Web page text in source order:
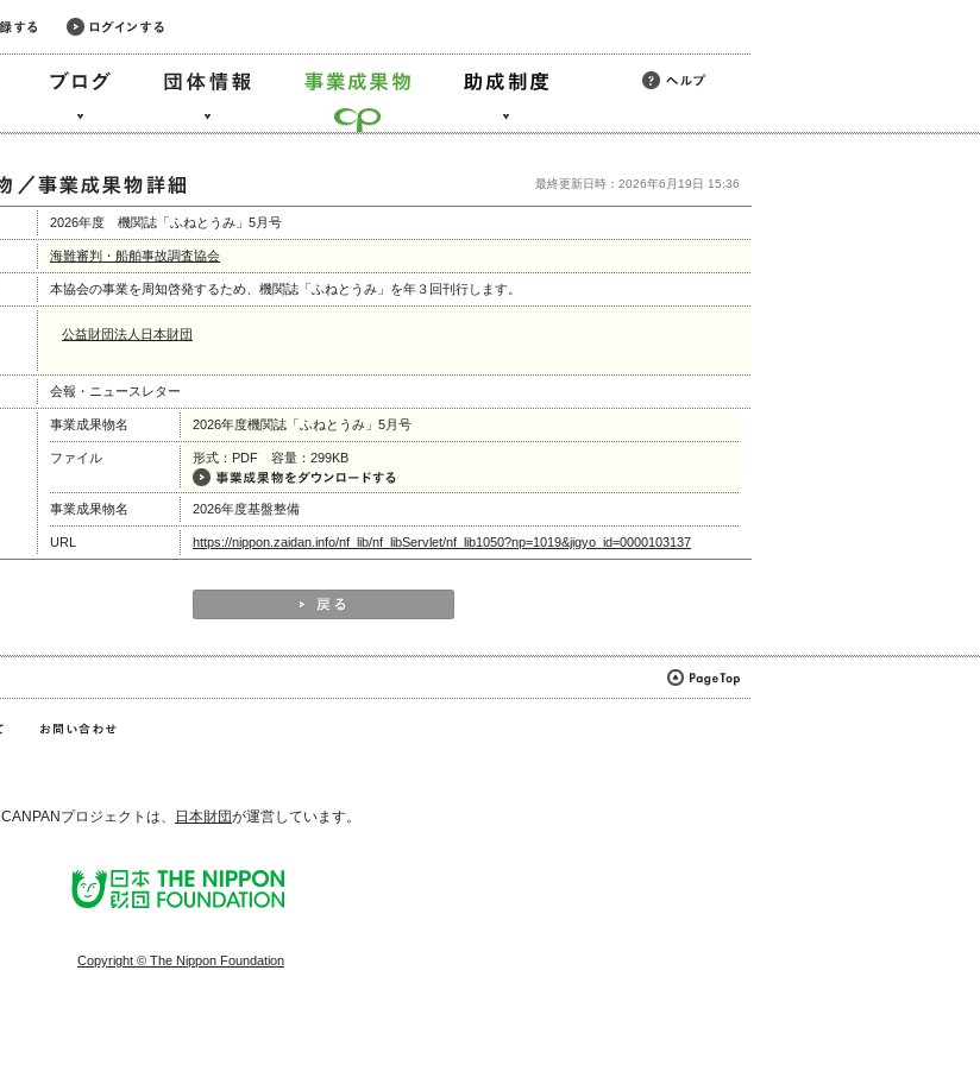
最終更新日時：2026年6月19日 15:36
2026年度 機関誌「ふねとうみ」5月号
海難審判・船舶事故調査協会
本協会の事業を周知啓発するため、機関誌「ふねとうみ」を年３回刊行します。
公益財団法人日本財団
会報・ニュースレター
事業成果物名 2026年度機関誌「ふねとうみ」5月号
ファイル 形式：PDF 容量：299KB
事業成果物名 2026年度基盤整備
URL https://nippon.zaidan.info/nf_lib/nf_libServlet/nf_lib1050?np=1019&jigyo_id=0000103137
CANPANプロジェクトは、 日本財団が運営しています。
Copyright © The Nippon Foundation